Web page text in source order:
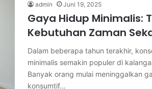
admin Juni 19, 2025
Gaya Hidup Minimalis:
Kebutuhan Zaman
Dalam beberapa tahun terakhir,
minimalis semakin populer di
Banyak orang mulai meninggalkan
konsumtif…